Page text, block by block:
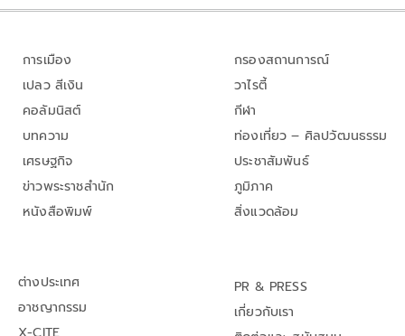
การเมือง
เปลว สีเงิน
คอลัมนิสต์
บทความ
เศรษฐกิจ
ข่าวพระราชสำนัก
หนังสือพิมพ์
กรองสถานการณ์
วาไรตี้
กีฬา
ท่องเที่ยว – ศิลปวัฒนธรรม
ประชาสัมพันธ์
ภูมิภาค
สิ่งแวดล้อม
ต่างประเทศ
อาชญากรรม
PR & PRESS
เกี่ยวกับเรา